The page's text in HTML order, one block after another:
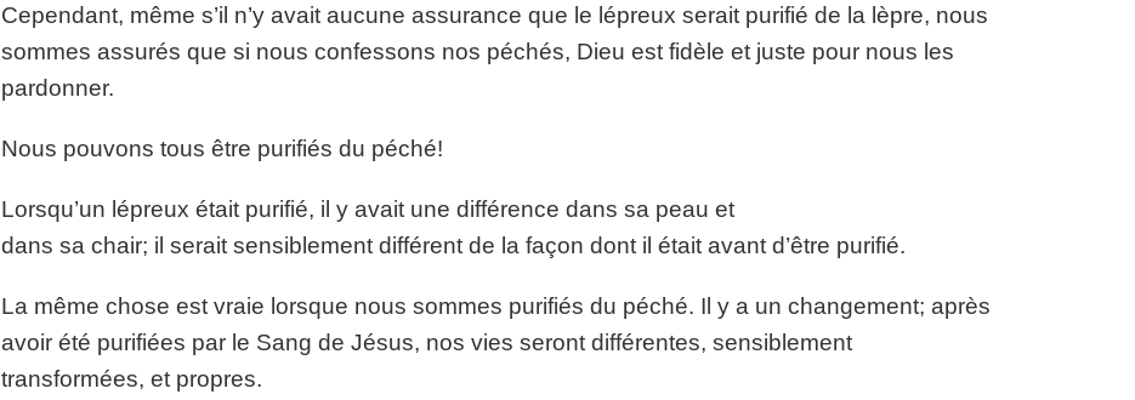
Cependant, même s’il n’y avait aucune assurance que le lépreux serait purifié de la lèpre, nous
sommes assurés que si nous confessons nos péchés, Dieu est fidèle et juste pour nous les
pardonner.
Nous pouvons tous être purifiés du péché!
Lorsqu’un lépreux était purifié, il y avait une différence dans sa peau et
dans sa chair; il serait sensiblement différent de la façon dont il était avant d’être purifié.
La même chose est vraie lorsque nous sommes purifiés du péché. Il y a un changement; après
avoir été purifiées par le Sang de Jésus, nos vies seront différentes, sensiblement
transformées, et propres.